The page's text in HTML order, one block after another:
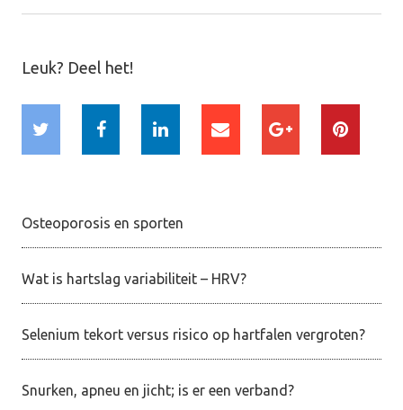
Leuk? Deel het!
Osteoporosis en sporten
Wat is hartslag variabiliteit – HRV?
Selenium tekort versus risico op hartfalen vergroten?
Snurken, apneu en jicht; is er een verband?